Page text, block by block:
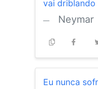
vai driblando
Neymar
Eu nunca